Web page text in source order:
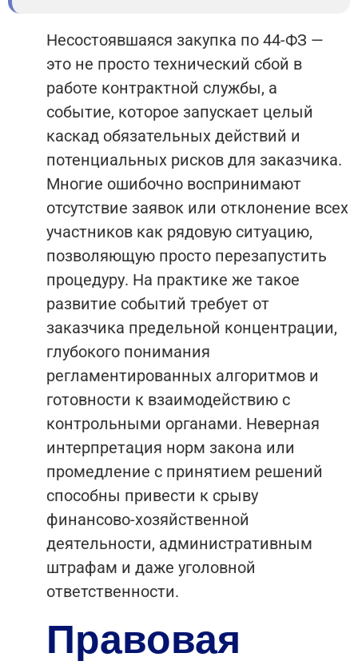
Несостоявшаяся закупка по 44-ФЗ —
это не просто технический сбой в
работе контрактной службы, а
событие, которое запускает целый
каскад обязательных действий и
потенциальных рисков для заказчика.
Многие ошибочно воспринимают
отсутствие заявок или отклонение всех
участников как рядовую ситуацию,
позволяющую просто перезапустить
процедуру. На практике же такое
развитие событий требует от
заказчика предельной концентрации,
глубокого понимания
регламентированных алгоритмов и
готовности к взаимодействию с
контрольными органами. Неверная
интерпретация норм закона или
промедление с принятием решений
способны привести к срыву
финансово-хозяйственной
деятельности, административным
штрафам и даже уголовной
ответственности.
Правовая